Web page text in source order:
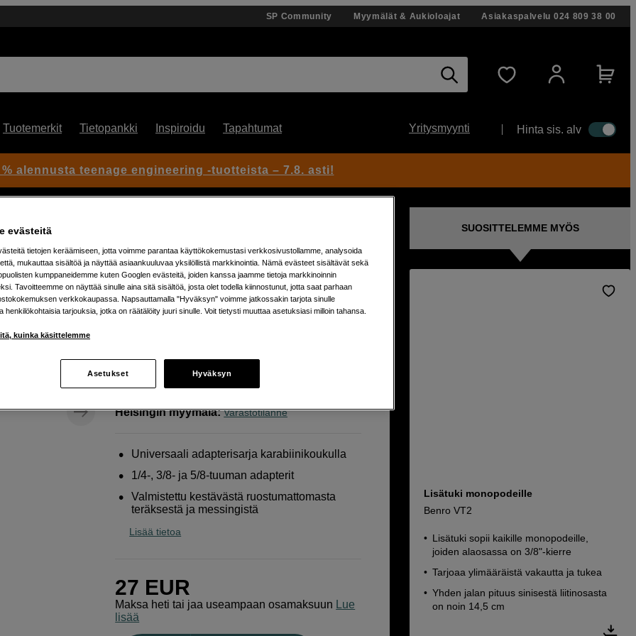
SP Community Myymälät & Aukioloajat Asiakaspalvelu 024 809 38 00
Tuotemerkit Tietopankki Inspiroidu Tapahtumat Yritysmyynti Hinta sis. alv
Artikkeli: 1052376
Adapterisarja laitteiden
Verkkokauppa:Varastossa
Helsingin myymälä: Varastotilanne
Universaali adapterisarja karabiinikoukulla
1/4-, 3/8- ja 5/8-tuuman adapterit
Valmistettu kestävästä ruostumattomasta
teräksestä ja messingistä
Lisää tietoa
27 EUR
Maksa heti tai jaa useampaan osamaksuun
Lue
lisää
SUOSITTELEMME MYÖS
Lisätuki monopodeille
Benro VT2
Lisätuki sopii kaikille monopodeille,
joiden alaosassa on 3/8"-kierre
Tarjoaa ylimääräistä vakautta ja tukea
Yhden jalan pituus sinisestä liitinosasta
on noin 14,5 cm
% alennusta teenage engineering -tuotteista – 7.8. asti!
evästeitä
tietojen keräämiseen, jotta voimme parantaa käyttökokemustasi verkkosivustollamme, analysoida
mukauttaa sisältöä ja näyttää asiaankuuluvaa yksilöllistä markkinointia. Nämä evästeet sisältävät sekä
kumppaneidemme kuten Googlen evästeitä, joiden kanssa jaamme tietoja markkinoinnin
Tavoitteemme on näyttää sinulle aina sitä sisältöä, josta olet todella kiinnostunut, jotta saat parhaan
verkkokaupassa. Napsauttamalla "Hyväksyn" voimme jatkossakin tarjota sinulle
henkilökohtaisia tarjouksia, jotka on räätälöity juuri sinulle. Voit tietysti muuttaa asetuksiasi milloin tahansa.
kuinka käsittelemme
Asetukset Hyväksyn